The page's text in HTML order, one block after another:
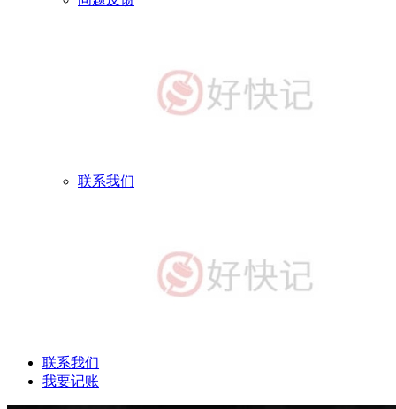
联系我们
联系我们
我要记账